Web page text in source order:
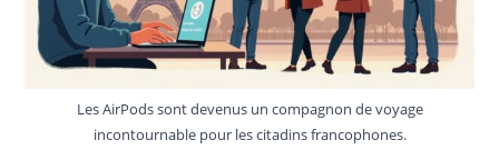
Les AirPods sont devenus un compagnon de voyage
incontournable pour les citadins francophones.